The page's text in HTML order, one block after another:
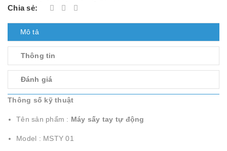
Chia sẻ:
Mô tả
Thông tin
Đánh giá
Thông số kỹ thuật
Tên sản phẩm : Máy sấy tay tự động
Model : MSTY 01